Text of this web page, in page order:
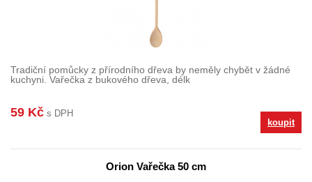
Tradiční pomůcky z přírodního dřeva by neměly chybět v žádné
kuchyni. Vařečka z bukového dřeva, délk
59 Kč s DPH
koupit
Orion Vařečka 50 cm